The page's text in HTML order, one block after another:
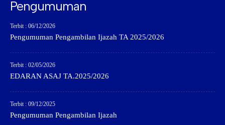
Pengumuman
Terbit : 06/12/2026
Pengumuman Pengambilan Ijazah TA 2025/2026
Terbit : 02/05/2026
EDARAN ASAJ TA.2025/2026
Terbit : 09/12/2025
Pengumuman Pengambilan Ijazah